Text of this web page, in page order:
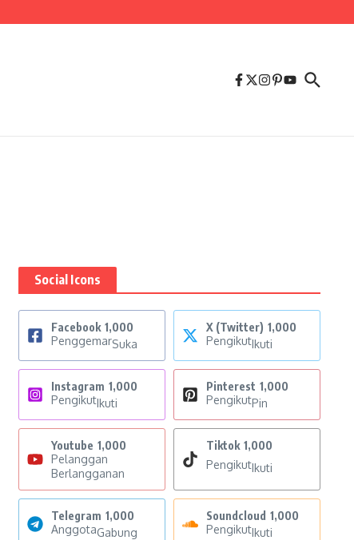
Social Icons
Facebook 1,000
PenggemarSuka
X (Twitter) 1,000
PengikutIkuti
Instagram 1,000
PengikutIkuti
Pinterest 1,000
PengikutPin
Youtube 1,000
Pelanggan
Berlangganan
Tiktok 1,000
PengikutIkuti
Telegram 1,000
AnggotaGabung
Soundcloud 1,000
PengikutIkuti